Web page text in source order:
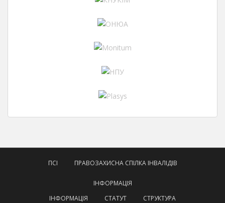
ПСІ ПРАВОЗАХИСНА СПІЛКА ІНВАЛІДІВ
ІНФОРМАЦІЯ
ІНФОРМАЦІЯ
СТАТУТ
СТРУКТУРА